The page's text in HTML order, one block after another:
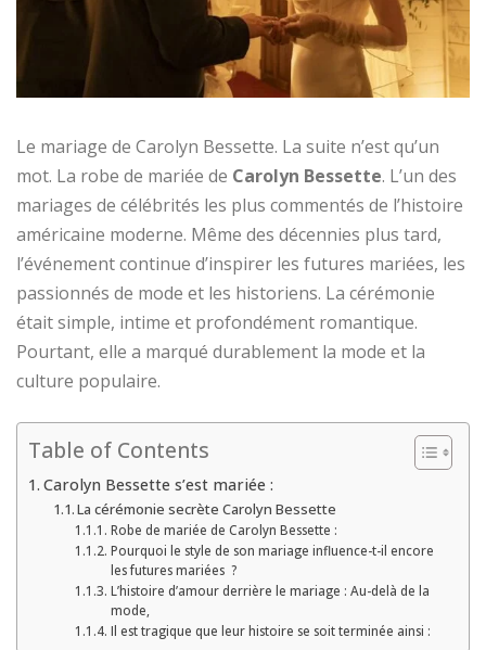
Le mariage de Carolyn Bessette. La suite n’est qu’un
mot. La robe de mariée de Carolyn Bessette. L’un des
mariages de célébrités les plus commentés de l’histoire
américaine moderne. Même des décennies plus tard,
l’événement continue d’inspirer les futures mariées, les
passionnés de mode et les historiens. La cérémonie
était simple, intime et profondément romantique.
Pourtant, elle a marqué durablement la mode et la
culture populaire.
Table of Contents
Carolyn Bessette s’est mariée :
La cérémonie secrète Carolyn Bessette
Robe de mariée de Carolyn Bessette :
Pourquoi le style de son mariage influence-t-il encore
les futures mariées ?
L’histoire d’amour derrière le mariage : Au-delà de la
mode,
Il est tragique que leur histoire se soit terminée ainsi :